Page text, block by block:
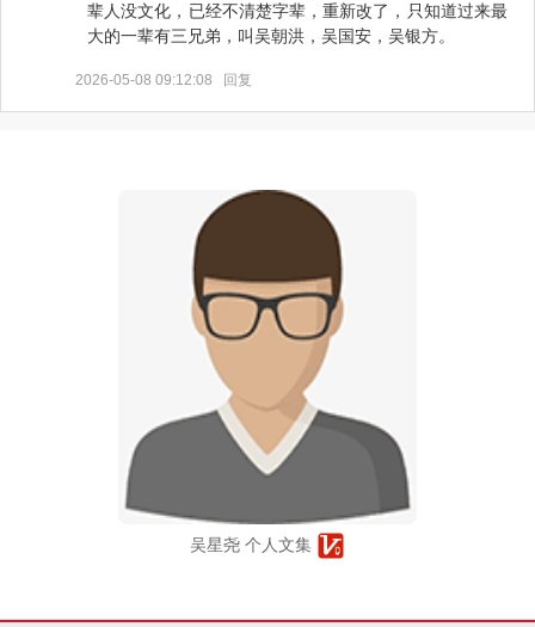
辈人没文化，已经不清楚字辈，重新改了，只知道过来最
大的一辈有三兄弟，叫吴朝洪，吴国安，吴银方。
2026-05-08 09:12:08 回复
吴星尧 个人文集